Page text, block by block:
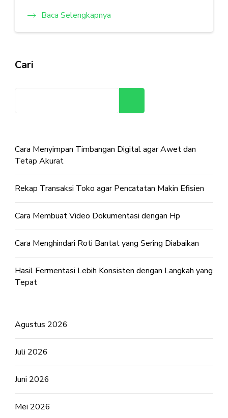
Baca Selengkapnya
Cari
Cara Menyimpan Timbangan Digital agar Awet dan
Tetap Akurat
Rekap Transaksi Toko agar Pencatatan Makin Efisien
Cara Membuat Video Dokumentasi dengan Hp
Cara Menghindari Roti Bantat yang Sering Diabaikan
Hasil Fermentasi Lebih Konsisten dengan Langkah yang
Tepat
Agustus 2026
Juli 2026
Juni 2026
Mei 2026